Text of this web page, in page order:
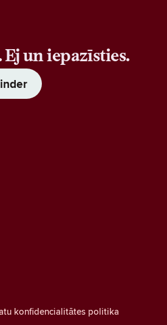
un iepazīsties.
konfidencialitātes politika